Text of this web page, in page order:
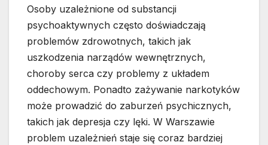
Osoby uzależnione od substancji
psychoaktywnych często doświadczają
problemów zdrowotnych, takich jak
uszkodzenia narządów wewnętrznych,
choroby serca czy problemy z układem
oddechowym. Ponadto zażywanie narkotyków
może prowadzić do zaburzeń psychicznych,
takich jak depresja czy lęki. W Warszawie
problem uzależnień staje się coraz bardziej